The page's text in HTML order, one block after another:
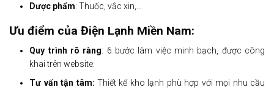
Dược phẩm: Thuốc, vắc xin,…
Ưu điểm của Điện Lạnh Miền Nam:
Quy trình rõ ràng: 6 bước làm việc minh bạch, được công
khai trên website.
Tư vấn tận tâm: Thiết kế kho lạnh phù hợp với mọi nhu cầu